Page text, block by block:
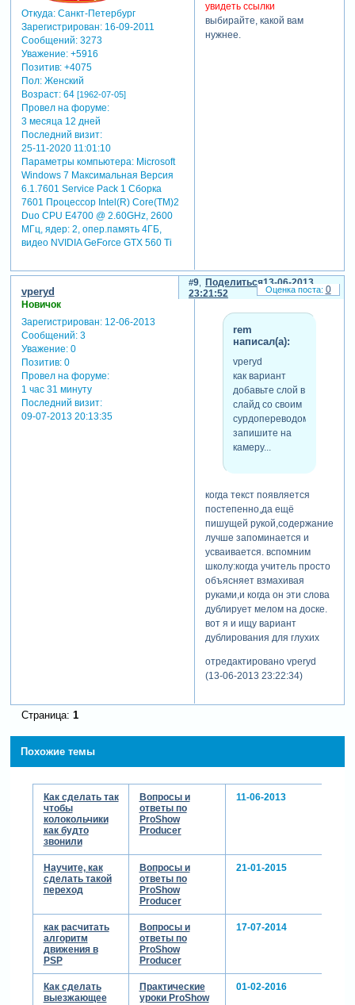
Откуда:Санкт-Петербург
Зарегистрирован: 16-09-2011
Сообщений:3273
Уважение: +5916
Позитив: +4075
Пол:Женский
Возраст:64 [1962-07-05]
Провел на форуме:
3 месяца 12 дней
Последний визит:
25-11-2020 11:01:10
Параметры компьютера:Microsoft
Windows 7 Максимальная Версия
6.1.7601 Service Pack 1 Сборка
7601 Процессор Intel(R) Core(TM)2
Duo CPU E4700 @ 2.60GHz, 2600
МГц, ядер: 2, опер.память 4ГБ,
видео NVIDIA GeForce GTX 560 Ti
увидеть ссылки
выбирайте, какой вам
нужнее.
Поделиться
9
13-06-2013
23:21:52
vperyd
Новичок
Зарегистрирован: 12-06-2013
Сообщений:3
Уважение: 0
Позитив: 0
Провел на форуме:
1 час 31 минуту
Последний визит:
09-07-2013 20:13:35
rem
написал(а):
vperyd
как вариант
добавьте слой в
слайд со своим
сурдопереводом,
запишите на
камеру...
когда текст появляется
постепенно,да ещё
пишущей рукой,содержание
лучше запоминается и
усваивается. вспомним
школу:когда учитель просто
объясняет взмахивая
руками,и когда он эти слова
дублирует мелом на доске.
вот я и ищу вариант
дублирования для глухих
отредактировано vperyd
(13-06-2013 23:22:34)
0
Страница: 1
Похожие темы
Как сделать так
чтобы
колокольчики
как будто
звонили
Вопросы и
ответы по
ProShow
Producer
11-06-2013
Научите, как
сделать такой
переход
Вопросы и
ответы по
ProShow
Producer
21-01-2015
как расчитать
алгоритм
движения в
PSP
Вопросы и
ответы по
ProShow
Producer
17-07-2014
Как сделать
выезжающее
Практические
уроки ProShow
01-02-2016